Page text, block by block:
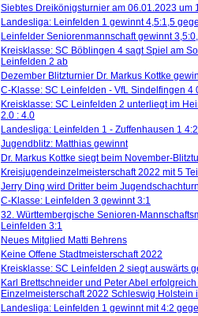
Siebtes Dreikönigsturnier am 06.01.2023 um
Landesliga: Leinfelden 1 gewinnt 4,5:1,5
Leinfelder Seniorenmannschaft gewinnt
Kreisklasse: SC Böblingen 4 sagt Spiel am
Leinfelden 2 ab
Dezember Blitzturnier Dr. Markus Kottke
C-Klasse: SC Leinfelden - VfL Sindelfingen 4
Kreisklasse: SC Leinfelden 2 unterliegt im
2.0 : 4.0
Landesliga: Leinfelden 1 - Zuffenhausen 1 4:2
Jugendblitz: Matthias gewinnt
Dr. Markus Kottke siegt beim November-
Kreisjugendeinzelmeisterschaft 2022 mit 5
Jerry Ding wird Dritter beim
C-Klasse: Leinfelden 3 gewinnt 3:1
32. Württembergische Senioren-
Leinfelden 3:1
Neues Mitglied Matti Behrens
Keine Offene Stadtmeisterschaft 2022
Kreisklasse: SC Leinfelden 2 siegt auswärts
Karl Brettschneider und Peter Abel
Einzelmeisterschaft 2022 Schleswig Holstein
Landesliga: Leinfelden 1 gewinnt mit 4:2